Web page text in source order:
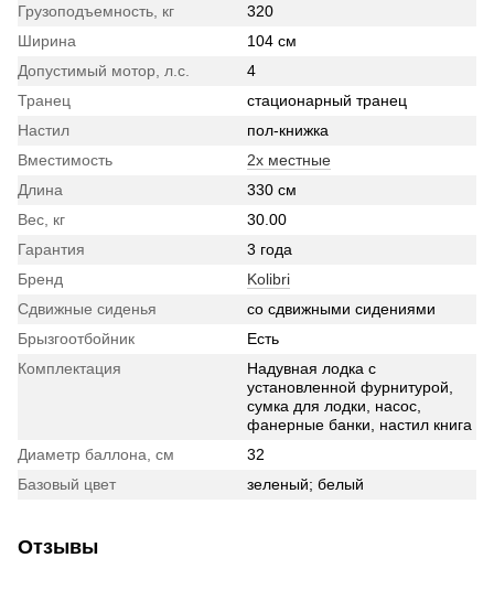
Грузоподъемность, кг
320
Ширина
104 см
Допустимый мотор, л.с.
4
Транец
стационарный транец
Настил
пол-книжка
Вместимость
2х местные
Длина
330 см
Вес, кг
30.00
Гарантия
3 года
Бренд
Kolibri
Сдвижные сиденья
со сдвижными сидениями
Брызгоотбойник
Есть
Комплектация
Надувная лодка с
установленной фурнитурой,
сумка для лодки, насос,
фанерные банки, настил книга
Диаметр баллона, см
32
Базовый цвет
зеленый; белый
Отзывы